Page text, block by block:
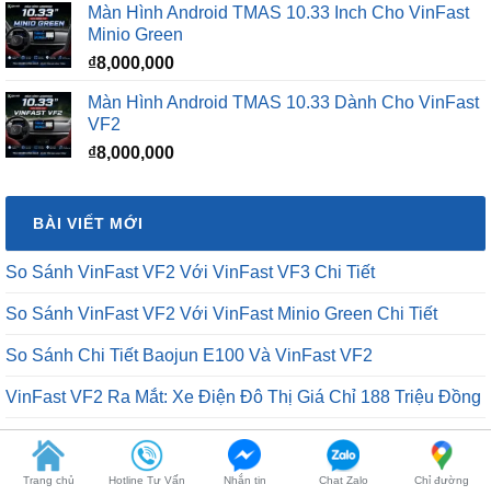
₫16,500,000.là:
Màn Hình Android TMAS 10.33 Inch Cho VinFast
Minio Green
₫8,000,000
Màn Hình Android TMAS 10.33 Dành Cho VinFast
VF2
₫8,000,000
BÀI VIẾT MỚI
So Sánh VinFast VF2 Với VinFast VF3 Chi Tiết
So Sánh VinFast VF2 Với VinFast Minio Green Chi Tiết
So Sánh Chi Tiết Baojun E100 Và VinFast VF2
VinFast VF2 Ra Mắt: Xe Điện Đô Thị Giá Chỉ 188 Triệu Đồng
VinFast VF2 Có Mấy Màu? Bảng Màu Xe VF2 Mới Nhất 2026
Trang chủ Hotline Tư Vấn Nhắn tin Chat Zalo Chỉ đường